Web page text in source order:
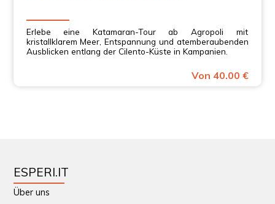
Erlebe eine Katamaran-Tour ab Agropoli mit
kristallklarem Meer, Entspannung und atemberaubenden
Ausblicken entlang der Cilento-Küste in Kampanien.
Von 40.00 €
ESPERI.IT
Über uns